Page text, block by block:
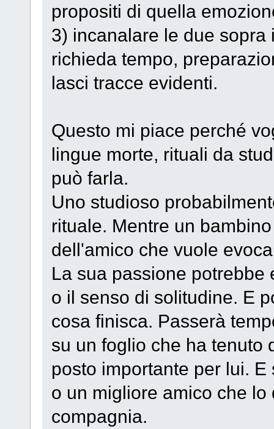
propositi di quella
3) incanalare le due
richieda tempo,
lasci tracce evidenti.
Questo mi piace perché
lingue morte, rituali da
può farla.
Uno studioso
rituale. Mentre un
dell'amico che vuole
La sua passione
o il senso di solitudine. E
cosa finisca. Passerà
su un foglio che ha tenuto
posto importante per lui.
o un migliore amico che
compagnia.